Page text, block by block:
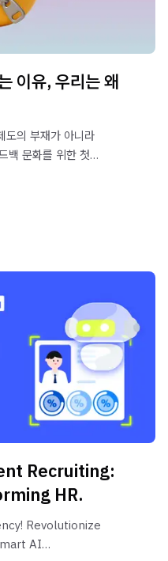
이유, 우리는 왜
도의 부재가 아니라
백 문화를 위한 첫
Recruiting:
HR.
Revolutionize
AI